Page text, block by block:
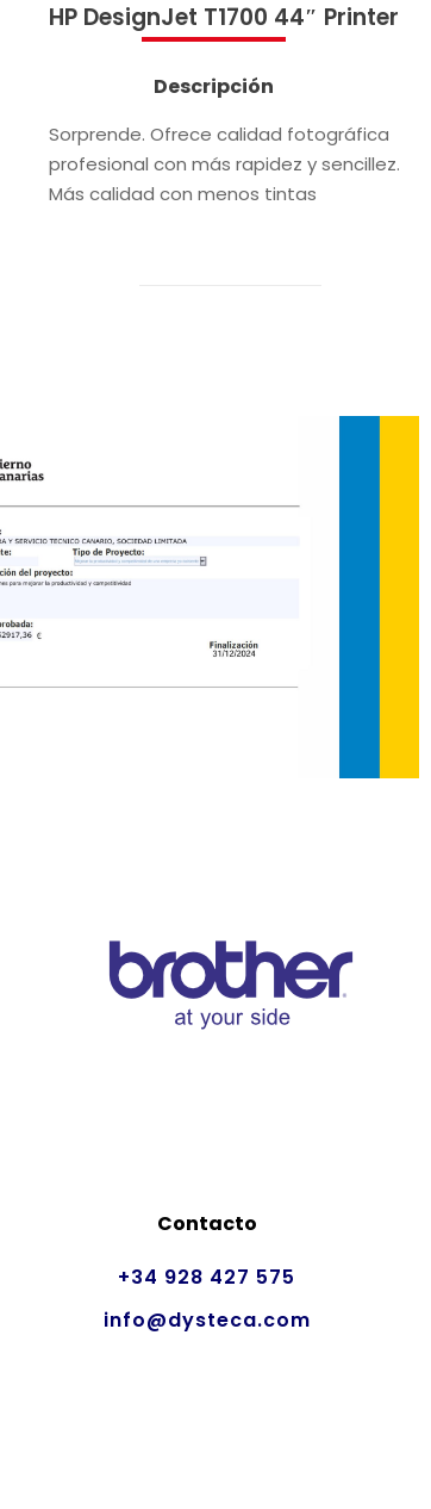
HP DesignJet T1700 44″ Printer
Descripción
Sorprende. Ofrece calidad fotográfica
profesional con más rapidez y sencillez.
Más calidad con menos tintas
Contacto
+34 928 427 575
info@dysteca.com